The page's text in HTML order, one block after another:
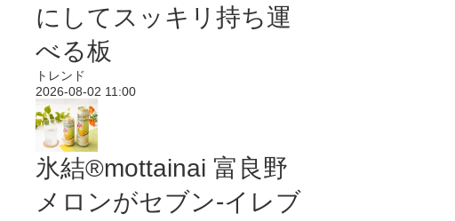
にしてスッキリ持ち運
べる板
トレンド
2026-08-02 11:00
氷結®mottainai 富良野
メロンがセブン‐イレブ